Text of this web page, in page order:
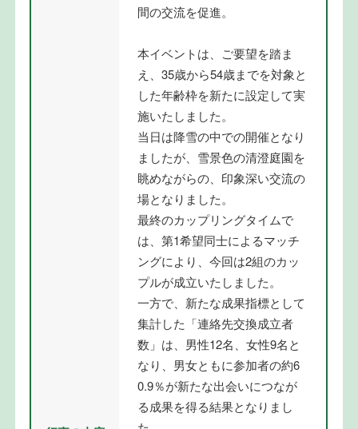
間の交流を促進。
本イベントは、ご要望を踏ま
え、35歳から54歳までを対象と
した年齢枠を新たに設定して実
施いたしました。
当日は降雪の中での開催となり
ましたが、雪景色の清澄庭園を
眺めながらの、印象深い交流の
場となりました。
最終のカップリングタイムで
は、第1希望同士によるマッチ
ングにより、今回は2組のカッ
プルが成立いたしました。
一方で、新たな成果指標として
集計した「連絡先交換成立者
数」は、男性12名、女性9名と
なり、男女ともに参加者の約6
0.9％が新たな出会いにつなが
る成果を得る結果となりまし